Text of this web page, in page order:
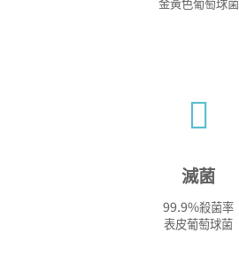
金黃色葡萄球菌
滅菌
99.9%殺菌率
表皮葡萄球菌